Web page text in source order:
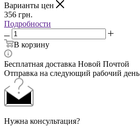
Варианты цен
356 грн.
Подробности
В корзину
Бесплатная доставка Новой Почтой
Отправка на следующий рабочий день
Нужна консультация?